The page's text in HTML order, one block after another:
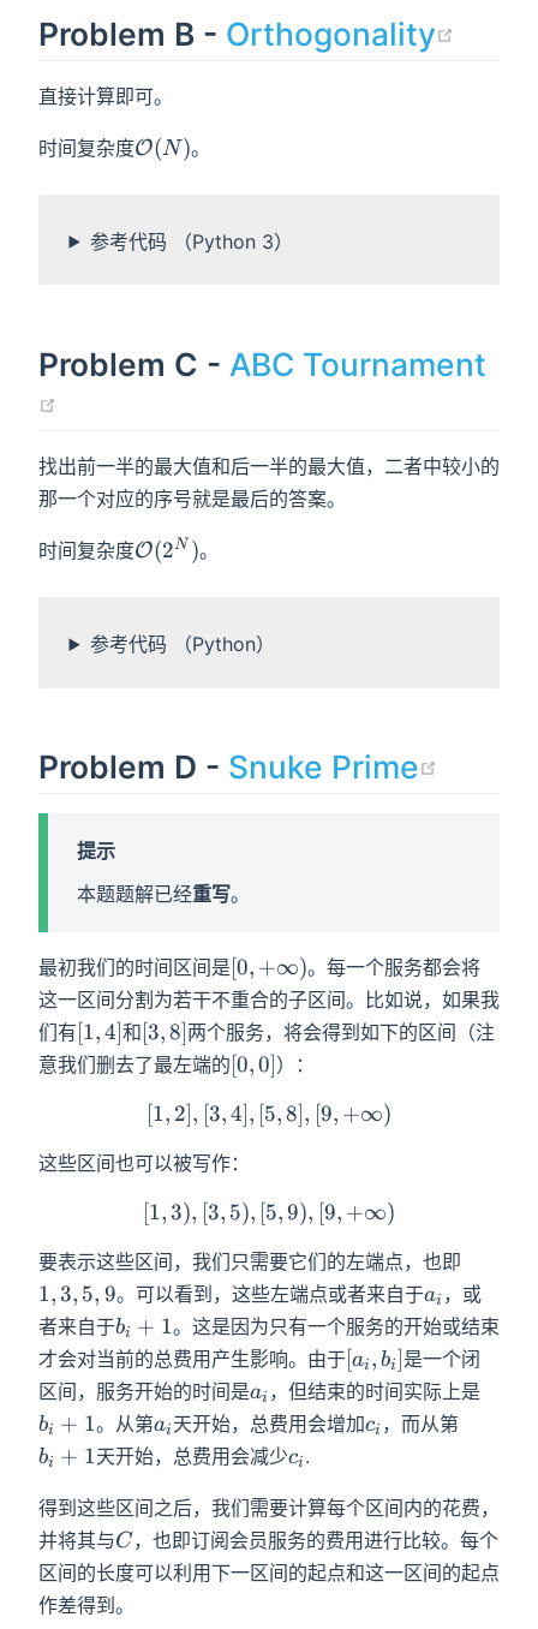
Problem B - Orthogonality
直接计算即可。
时间复杂度\mathcal{O}
O(N)。
参考代码 （Python 3）
Problem C - ABC Tournament
找出前一半的最大值和后一半的最大值，二者中较小的
那一个对应的序号就是最后的答案。
时间复杂度\mathcal{O}
O(2N )。
参考代码 （Python）
Problem D - Snuke Prime
提示
本题题解已经重写。
最初我们的时间区间是[0,+\infty)
[0, +∞)。每一个服务都会将
这一区间分割为若干不重合的子区间。比如说，如果我
们有[1,4]
[1,4]和[3,8]
[3, 8]两个服务，将会得到如下的区间（注
意我们删去了最左端的[0,0]
[0,0]）：
[1,2],[3,4],[5,8],[9,+\infty)
[1, 2], [3,4], [5,8], [9, +∞)
这些区间也可以被写作：
[1,3),[3,5),[5,9),[9,+\infty)
[1, 3), [3, 5), [5,9), [9, +∞)
要表示这些区间，我们只需要它们的左端点，也即
1,3, 5, 9。可以看到，这些左端点或者来自于a_i
ai ，或
者来自于b_i+1
bi + 1。这是因为只有一个服务的开始或结束
才会对当前的总费用产生影响。由于[a_i,b_i]
[ai , bi]是一个闭
区间，服务开始的时间是a_i
ai ，但结束的时间实际上是
bi + 1。从第a_i
ai 天开始，总费用会增加c_i
ci ，而从第b_i+1
bi + 1天开始，总费用会减少c_i
ci .
得到这些区间之后，我们需要计算每个区间内的花费，
并将其与C
C，也即订阅会员服务的费用进行比较。每个
区间的长度可以利用下一区间的起点和这一区间的起点
作差得到。